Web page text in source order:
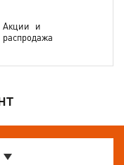
Акции и
распродажа